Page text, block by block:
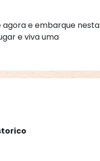
agora e embarque nesta
e viva uma